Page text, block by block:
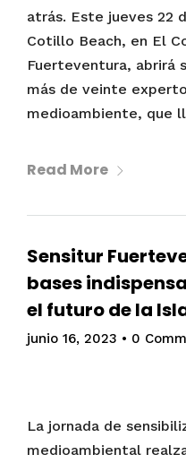
atrás. Este jueves 22
Cotillo Beach, en El
Fuerteventura, abrirá
más de veinte
medioambiente, que
Read More
Sensitur
bases
el futuro de la
junio 16, 2023 • 0
La jornada de
medioambiental